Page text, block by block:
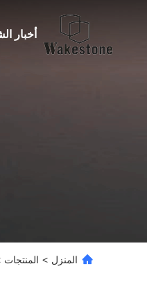
أخبار
المنزل > المنتجات